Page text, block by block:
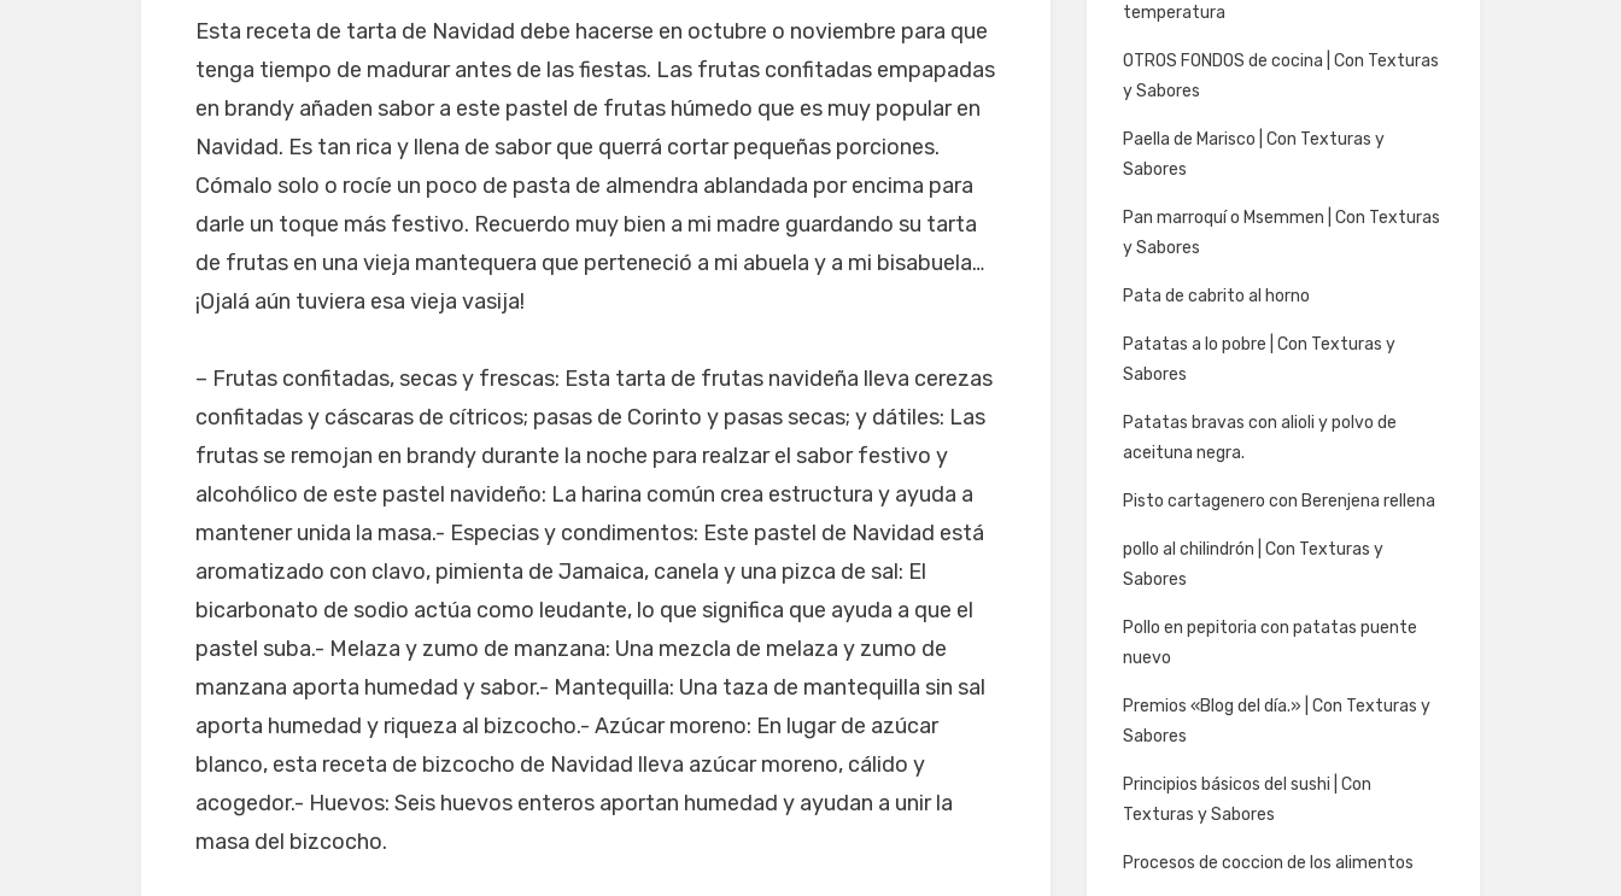
Esta receta de tarta de Navidad debe hacerse en octubre o noviembre para que
tenga tiempo de madurar antes de las fiestas. Las frutas confitadas empapadas
en brandy añaden sabor a este pastel de frutas húmedo que es muy popular en
Navidad. Es tan rica y llena de sabor que querrá cortar pequeñas porciones.
Cómalo solo o rocíe un poco de pasta de almendra ablandada por encima para
darle un toque más festivo. Recuerdo muy bien a mi madre guardando su tarta
de frutas en una vieja mantequera que perteneció a mi abuela y a mi bisabuela…
¡Ojalá aún tuviera esa vieja vasija!
– Frutas confitadas, secas y frescas: Esta tarta de frutas navideña lleva cerezas
confitadas y cáscaras de cítricos; pasas de Corinto y pasas secas; y dátiles: Las
frutas se remojan en brandy durante la noche para realzar el sabor festivo y
alcohólico de este pastel navideño: La harina común crea estructura y ayuda a
mantener unida la masa.- Especias y condimentos: Este pastel de Navidad está
aromatizado con clavo, pimienta de Jamaica, canela y una pizca de sal: El
bicarbonato de sodio actúa como leudante, lo que significa que ayuda a que el
pastel suba.- Melaza y zumo de manzana: Una mezcla de melaza y zumo de
manzana aporta humedad y sabor.- Mantequilla: Una taza de mantequilla sin sal
aporta humedad y riqueza al bizcocho.- Azúcar moreno: En lugar de azúcar
blanco, esta receta de bizcocho de Navidad lleva azúcar moreno, cálido y
acogedor.- Huevos: Seis huevos enteros aportan humedad y ayudan a unir la
masa del bizcocho.
temperatura
OTROS FONDOS de cocina | Con Texturas
y Sabores
Paella de Marisco | Con Texturas y
Sabores
Pan marroquí o Msemmen | Con Texturas
y Sabores
Pata de cabrito al horno
Patatas a lo pobre | Con Texturas y
Sabores
Patatas bravas con alioli y polvo de
aceituna negra.
Pisto cartagenero con Berenjena rellena
pollo al chilindrón | Con Texturas y
Sabores
Pollo en pepitoria con patatas puente
nuevo
Premios «Blog del día.» | Con Texturas y
Sabores
Principios básicos del sushi | Con
Texturas y Sabores
Procesos de coccion de los alimentos